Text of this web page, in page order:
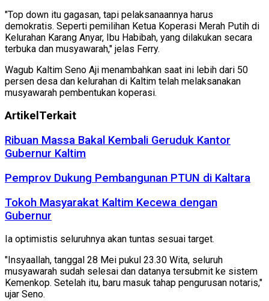
"Top down itu gagasan, tapi pelaksanaannya harus
demokratis. Seperti pemilihan Ketua Koperasi Merah Putih di
Kelurahan Karang Anyar, Ibu Habibah, yang dilakukan secara
terbuka dan musyawarah," jelas Ferry.
Wagub Kaltim Seno Aji menambahkan saat ini lebih dari 50
persen desa dan kelurahan di Kaltim telah melaksanakan
musyawarah pembentukan koperasi.
Artikel Terkait
Ribuan Massa Bakal Kembali Geruduk Kantor
Gubernur Kaltim
Pemprov Dukung Pembangunan PTUN di Kaltara
Tokoh Masyarakat Kaltim Kecewa dengan
Gubernur
Ia optimistis seluruhnya akan tuntas sesuai target.
"Insyaallah, tanggal 28 Mei pukul 23.30 Wita, seluruh
musyawarah sudah selesai dan datanya tersubmit ke sistem
Kemenkop. Setelah itu, baru masuk tahap pengurusan notaris,"
ujar Seno.